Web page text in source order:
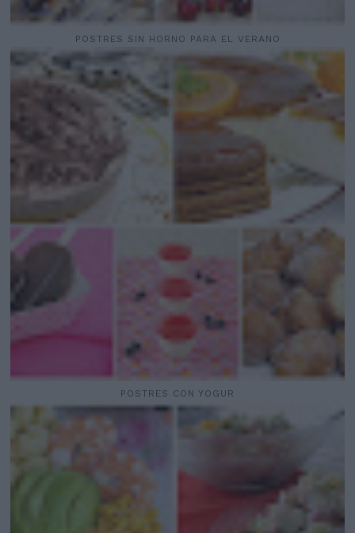
POSTRES SIN HORNO PARA EL VERANO
POSTRES CON YOGUR